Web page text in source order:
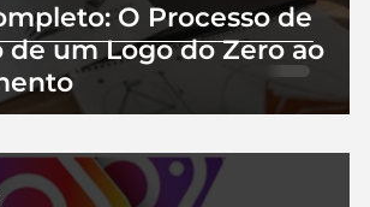
O Processo de
de um Logo do Zero ao